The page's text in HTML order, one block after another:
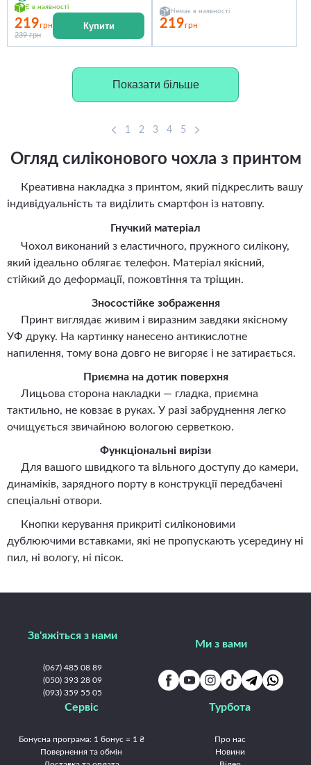
Є в наявності
219грн
239 грн
Купити
Немає в наявності
219грн
Показати більше
1 2 3 4 5
Огляд силіконового чохла з принтом
Креативна накладка з принтом, який підкреслить вашу
індивідуальність та виділить смартфон із натовпу.
Гнучкий матеріал
Чохол виконаний з еластичного, пружного силікону,
який ідеально облягає телефон. Матеріал якісний,
стійкий до деформації, пожовтіння та тріщин.
Зносостійке зображення
Принт виглядає живим і виразним завдяки якісному
УФ друку. На картинку нанесено антикислотне
напилення, тому вона довго не вигоряє і не затирається.
Приємна на дотик поверхня
Лицьова сторона накладки — гладка, приємна
тактильно, не ковзає в руках. У разі забруднення легко
очищується звичайною вологою серветкою.
Функціональні вирізи
Для вашого швидкого та вільного доступу до камери,
динаміків, зарядного порту в конструкції передбачені
спеціальні отвори.
Кнопки керування прикриті силіконовими
дублюючими вставками, які не пропускають усередину ні
пил, ні вологу, ні пісок.
Зв'яжіться з нами
(067) 485 08 89
(050) 393 28 09
(093) 359 55 05
Ми з вами
Сервіс
Бонусна програма: 1 бонус = 1 ₴
Повернення та обмін
Турбота
Про нас
Новини